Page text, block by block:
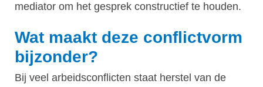
mediator om het gesprek constructief te houden.
Wat maakt deze conflictvorm
bijzonder?
Bij veel arbeidsconflicten staat herstel van de